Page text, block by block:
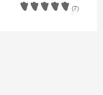
(7)